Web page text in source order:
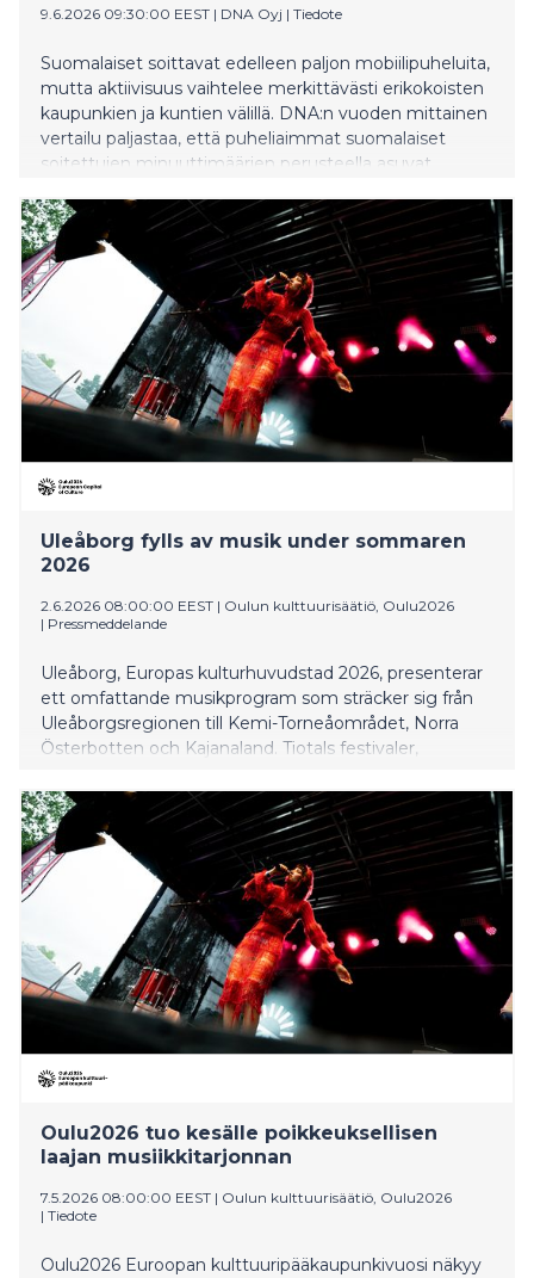
9.6.2026 09:30:00 EEST | DNA Oyj | Tiedote
Suomalaiset soittavat edelleen paljon mobiilipuheluita,
mutta aktiivisuus vaihtelee merkittävästi erikokoisten
kaupunkien ja kuntien välillä. DNA:n vuoden mittainen
vertailu paljastaa, että puheliaimmat suomalaiset
soitettujen minuuttimäärien perusteella asuvat
tarkastelussa selvä ykkönen on Jämijärvi.
Uleåborg fylls av musik under sommaren
2026
2.6.2026 08:00:00 EEST | Oulun kulttuurisäätiö, Oulu2026
| Pressmeddelande
Uleåborg, Europas kulturhuvudstad 2026, presenterar
ett omfattande musikprogram som sträcker sig från
Uleåborgsregionen till Kemi-Torneåområdet, Norra
Österbotten och Kajanaland. Tiotals festivaler,
under sommaren.
Oulu2026 tuo kesälle poikkeuksellisen
laajan musiikkitarjonnan
7.5.2026 08:00:00 EEST | Oulun kulttuurisäätiö, Oulu2026
| Tiedote
Oulu2026 Euroopan kulttuuripääkaupunkivuosi näkyy